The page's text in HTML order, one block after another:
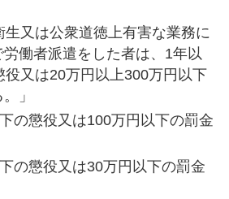
生又は公衆道徳上有害な業務に
働者派遣をした者は、1年以
役又は20万円以上300万円以下
」
の懲役又は100万円以下の罰金
の懲役又は30万円以下の罰金